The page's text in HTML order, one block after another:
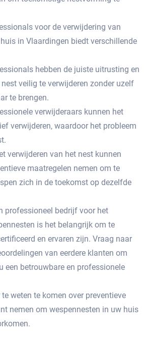
voor de verwijdering van
in Vlaardingen biedt verschillende
hebben de juiste uitrusting en
veilig te verwijderen zonder uzelf
te brengen.
verwijderaars kunnen het
verwijderen‚ waardoor het probleem
verwijderen van het nest kunnen
maatregelen nemen om te
zich in de toekomst op dezelfde
professioneel bedrijf voor het
is het belangrijk om te
en ervaren zijn.​ Vraag naar
van eerdere klanten om
een betrouwbare en professionele
weten te komen over preventieve
nemen om wespennesten in uw huis